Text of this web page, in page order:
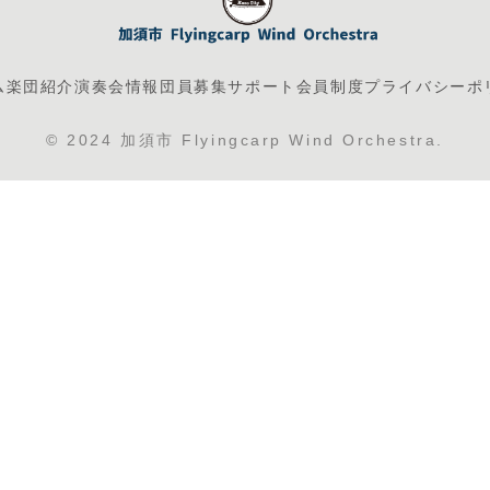
楽団紹介演奏会情報 団員募集サポート会員制度プライバシーポ
© 2024 加須市 Flyingcarp Wind Orchestra.